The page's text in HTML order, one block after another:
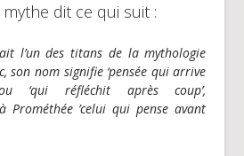
dit ce qui suit :
l’un des titans de la mythologie
son nom signifie ‘pensée qui arrive
‘qui réfléchit après coup’,
Prométhée ’celui qui pense avant